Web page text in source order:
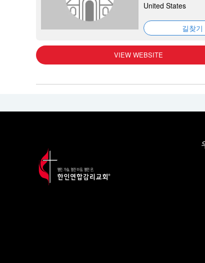
United States
길찾기
VIEW WEBSITE